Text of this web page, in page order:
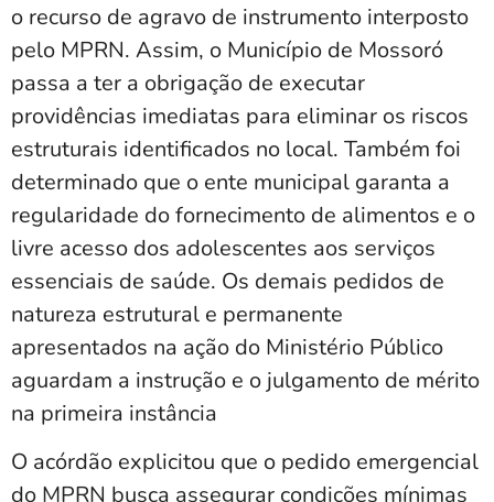
o recurso de agravo de instrumento interposto
pelo MPRN. Assim, o Município de Mossoró
passa a ter a obrigação de executar
providências imediatas para eliminar os riscos
estruturais identificados no local. Também foi
determinado que o ente municipal garanta a
regularidade do fornecimento de alimentos e o
livre acesso dos adolescentes aos serviços
essenciais de saúde. Os demais pedidos de
natureza estrutural e permanente
apresentados na ação do Ministério Público
aguardam a instrução e o julgamento de mérito
na primeira instância
O acórdão explicitou que o pedido emergencial
do MPRN busca assegurar condições mínimas